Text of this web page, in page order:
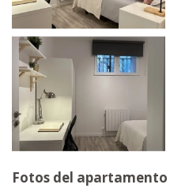
Fotos del apartamento